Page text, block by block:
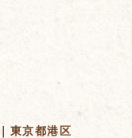
｜東京都港区